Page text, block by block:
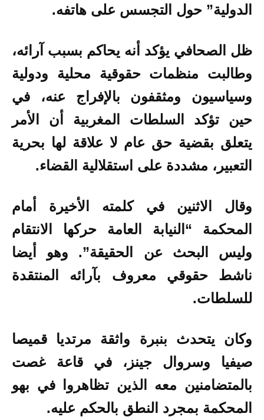
الدولية” حول التجسس على هاتفه.
ظل الصحافي يؤكد أنه يحاكم بسبب آرائه،
وطالبت منظمات حقوقية محلية ودولية
وسياسيون ومثقفون بالإفراج عنه، في
حين تؤكد السلطات المغربية أن الأمر
يتعلق بقضية حق عام لا علاقة لها بحرية
التعبير، مشددة على استقلالية القضاء.
وقال الاثنين في كلمته الأخيرة أمام
المحكمة “النيابة العامة حركها الانتقام
وليس البحث عن الحقيقة”. وهو أيضا
ناشط حقوقي معروف بآرائه المنتقدة
للسلطات.
وكان يتحدث بنبرة واثقة مرتديا قميصا
صيفيا وسروال جينز، في قاعة غصت
بالمتضامنين معه الذين تظاهروا في بهو
المحكمة بمجرد النطق بالحكم عليه.